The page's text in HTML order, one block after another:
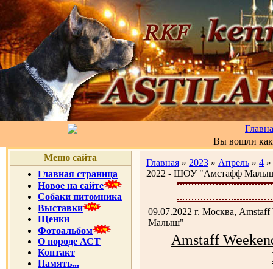
Вы вошли
Меню сайта
Главная страница
Новое на сайте
Собаки питомника
Выставки
Щенки
Фотоальбом
О породе АСТ
Контакт
Память...
Главная » 2023 » Апрель » 4
2022 - ШОУ "Амстафф
09.07.2022 г. Москва,
Малыш"
Amstaff